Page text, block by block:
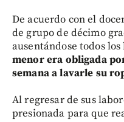
De acuerdo con el
de grupo de décimo
ausentándose todos
menor era obligada
semana a lavarle su
Al regresar de sus
presionada para que